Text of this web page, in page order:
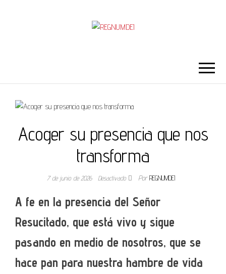
Acoger su presencia que nos
transforma
7 de junio de 2026 Desactivado Por REGNUMDEI
A fe en la presencia del Señor
Resucitado, que está vivo y sigue
pasando en medio de nosotros, que se
hace pan para nuestra hambre de vida